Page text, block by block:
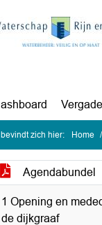
deze pagina
bevindt zich hier: Home
Agendabundel
1 Opening en
de dijkgraaf